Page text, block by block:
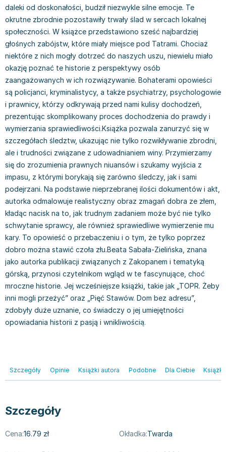
Książki: Prawo konstytucyjne
Książki: Prawo międzynarodowe
Książki: Prawo - orzecznictwo
Książki: Prawo pracy
Książki: Prawo Unii Europejskiej
Teksty aktów prawnych
Książki medyczne i naukowe
Chemia - książki
Książki o fizyce i astronomii
Geografia - książki
Inne
Książki do matematyki
Książki medyczne
Książki do nauk przyrodniczych
Technika, inżynieria, technologia - książki, podręczniki -
nauki ścisłe
Książki do nauk społecznych i humanistycznych
Filologia - książki
Książki filozoficzne
Kulturoznawstwo, antropologia - książki
Książki o naukach politycznych
Książki pedagogiczne
Psychologia - książki
Socjologia - książki
Książki: Chrześcijaństwo
Książki: Rozwój osobisty
Książki: Kariera i sukces
Książki: Film, muzyka, teatr
Książki: Historia sztuki
Książki o architekturze
Książki: Sztuka użytkowa
Książki: Sztuki wizualne
Inne
Książki dla dzieci 3-5 lat
Książki: bajki dla dzieci 3-5 lat
Kolorowanki i książki do naklejania 3-5 lat
Książki do nauki języków obcych 3-5 lat
Książki do nauki pisania i liczenia 3-5 lat
Książki grające, z puzzlami i magnesami 3-5 lat
Kreatywne i aktywizujące książki dla dzieci 3-5 lat
Poznawanie świata dla dzieci 3-5 lat - książki
Książki o zainteresowaniach dla dzieci 3-5 lat
Książki dla dzieci 6-8 lat
Książki do nauki czytania 6-8 lat
Książki do nauki języków obcych 6-8 lat
Książki do nauki pisania i liczenia 6-8 lat
Kreatywne i aktywizujące książki dla dzieci 6-8 lat
Literatura dla dzieci 6-8 lat
Poznawanie świata dla dzieci 6-8 lat - książki
Książki o zainteresowaniach dla dzieci 6-8 lat
Książki dla dzieci 9-12 lat
Książki edukacyjne dla dzieci 9-12 lat
Poznawanie świata dla dzieci 9-12 lat - książki
Książki o zainteresowaniach dla dzieci 9-12 lat
Książki dla młodzieży
Literatura dla młodzieży
Literatura popularno-naukowa
Lektury do szkoły podstawowej
Książki o ekonomii i finansach - szkoły wyższe
Książki medyczne dla studentów
Książki: Zdrowie
Kuchnia i diety - książki
Autorskie książki kucharskie
Ciasta, desery, wypieki - książki
Diety, zdrowe żywienie - książki
Książki kucharskie
Kuchnia polska - książki
Napoje - książki
Książki: Poradniki
Inne
Książki: Dom, ogród - poradniki
Książki: Hobby - poradniki
Książki: Moda, uroda, savoir vivre - poradniki
Książki pamiątkowe
Pozostałe książki
Dean Koontz
Andrzej Sapkowski
Stephenie Meyer
Robert Ludlum
Maria Czubaszek
Nora Roberts
Mario Vargas Llosa
Katarzyna Grochola
Ewa Nowak
Robin Cook
Carlos Ruiz Zafon
Konrad Gaca
Jerzy Zięba
Jodi Picoult
Dorota Terakowska
Abbi Glines
Alfred Szklarski
Stefan Żeromski
Henryk Sienkiewicz
Jacek Piekara
Meg Cabot
James Rollins
Maria Konopnicka
Paulo Coelho
Astrid Lindgren
Harlan Coben
Daniel Defoe
daleki od doskonałości, budził niezwykle silne emocje. Te
okrutne zbrodnie pozostawiły trwały ślad w sercach lokalnej
społeczności. W książce przedstawiono sześć najbardziej
głośnych zabójstw, które miały miejsce pod Tatrami. Chociaż
niektóre z nich mogły dotrzeć do naszych uszu, niewielu miało
okazję poznać te historie z perspektywy osób
zaangażowanych w ich rozwiązywanie. Bohaterami opowieści
są policjanci, kryminalistycy, a także psychiatrzy, psychologowie
i prawnicy, którzy odkrywają przed nami kulisy dochodzeń,
prezentując skomplikowany proces dochodzenia do prawdy i
wymierzania sprawiedliwości.Książka pozwala zanurzyć się w
szczegółach śledztw, ukazując nie tylko rozwikływanie zbrodni,
ale i trudności związane z udowadnianiem winy. Przymierzamy
się do zrozumienia prawnych niuansów i szukamy wyjścia z
impasu, z którymi borykają się zarówno śledczy, jak i sami
podejrzani. Na podstawie nieprzebranej ilości dokumentów i akt,
autorka odmalowuje realistyczny obraz zmagań dobra ze złem,
kładąc nacisk na to, jak trudnym zadaniem może być nie tylko
schwytanie sprawcy, ale również sprawiedliwe wymierzenie mu
kary. To opowieść o przebaczeniu i o tym, że tylko poprzez
dobro można stawić czoła złu.Beata Sabała-Zielińska, znana
jako autorka publikacji związanych z Zakopanem i tematyką
górską, przynosi czytelnikom wgląd w te fascynujące, choć
mroczne historie. Jej wcześniejsze książki, takie jak „TOPR. Żeby
inni mogli przeżyć” oraz „Pięć Stawów. Dom bez adresu”,
zdobyły duże uznanie, co świadczy o jej umiejętności
opowiadania historii z pasją i wnikliwością.
Szczegóły Opinie Książki autora Podobne Dla Ciebie
Szczegóły
Cena:16.79 zł Okładka:Twarda